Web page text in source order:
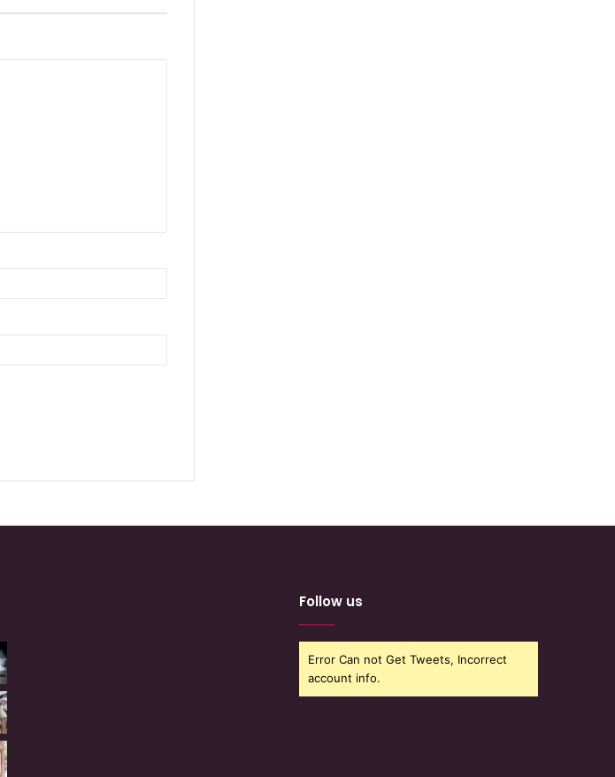
Follow us
Error Can not Get Tweets, Incorrect
account info.